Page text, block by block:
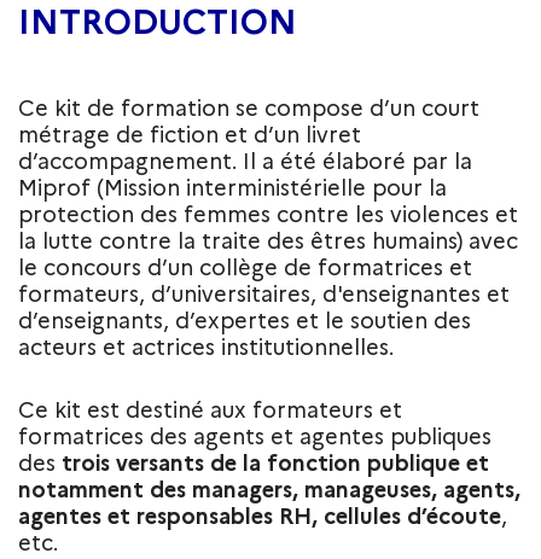
INTRODUCTION
Ce kit de formation se compose d’un court
métrage de fiction et d’un livret
d’accompagnement. Il a été élaboré par la
Miprof (Mission interministérielle pour la
protection des femmes contre les violences et
la lutte contre la traite des êtres humains) avec
le concours d’un collège de formatrices et
formateurs, d’universitaires, d'enseignantes et
d’enseignants, d’expertes et le soutien des
acteurs et actrices institutionnelles.
Ce kit est destiné aux formateurs et
formatrices des agents et agentes publiques
des trois versants de la fonction publique et
notamment des managers, manageuses, agents,
agentes et responsables RH, cellules d’écoute,
etc.